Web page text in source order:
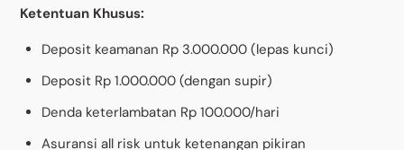
Ketentuan Khusus:
Deposit keamanan Rp 3.000.000 (lepas kunci)
Deposit Rp 1.000.000 (dengan supir)
Denda keterlambatan Rp 100.000/hari
Asuransi all risk untuk ketenangan pikiran